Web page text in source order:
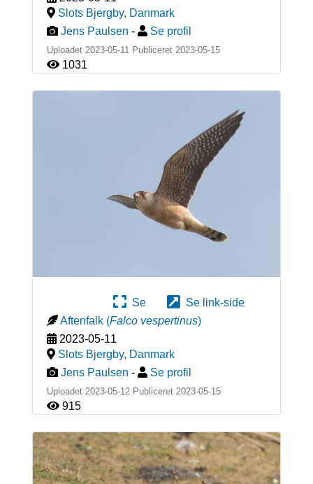
Slots Bjergby, Danmark
Jens Paulsen - Se profil
Uploadet 2023-05-11 Publiceret 2023-05-15
1031
Se
Se link-side
Aftenfalk (Falco vespertinus)
2023-05-11
Slots Bjergby, Danmark
Jens Paulsen - Se profil
Uploadet 2023-05-12 Publiceret 2023-05-15
915